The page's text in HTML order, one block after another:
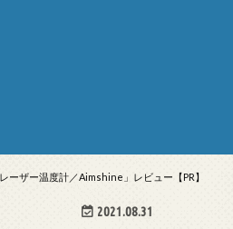
ーザー温度計／Aimshine」レビュー【PR】
2021.08.31